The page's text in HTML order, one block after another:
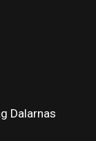
Dalarnas